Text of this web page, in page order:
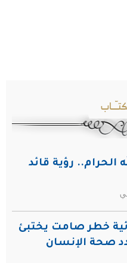
الحرام.. رؤية قائد
خطر صامت يختبئ
صحة الإنسان